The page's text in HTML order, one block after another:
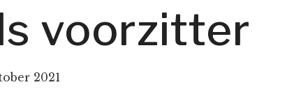
voorzitter
2021